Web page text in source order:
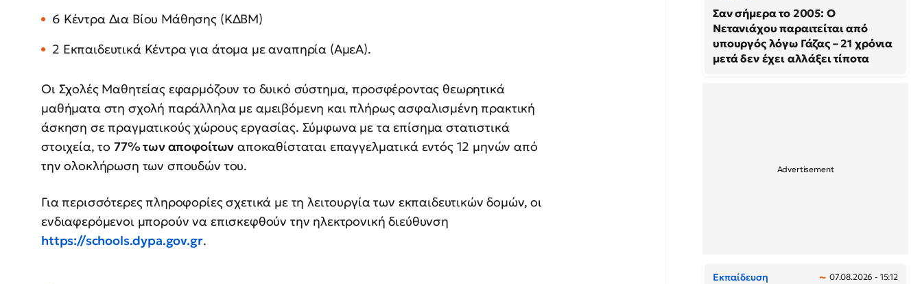
6 Κέντρα Δια Βίου Μάθησης (ΚΔΒΜ)
2 Εκπαιδευτικά Κέντρα για άτομα με αναπηρία (ΑμεΑ).
Οι Σχολές Μαθητείας εφαρμόζουν το δυικό σύστημα, προσφέροντας θεωρητικά
μαθήματα στη σχολή παράλληλα με αμειβόμενη και πλήρως ασφαλισμένη πρακτική
άσκηση σε πραγματικούς χώρους εργασίας. Σύμφωνα με τα επίσημα στατιστικά
στοιχεία, το 77% των αποφοίτων αποκαθίσταται επαγγελματικά εντός 12 μηνών από
την ολοκλήρωση των σπουδών του.
Για περισσότερες πληροφορίες σχετικά με τη λειτουργία των εκπαιδευτικών δομών, οι
ενδιαφερόμενοι μπορούν να επισκεφθούν την ηλεκτρονική διεύθυνση
https://schools.dypa.gov.gr.
Σαν σήμερα το 2005: Ο
Νετανιάχου παραιτείται από
υπουργός λόγω Γάζας – 21 χρόνια
μετά δεν έχει αλλάξει τίποτα
Εκπαίδευση 07.08.2026 - 15:12